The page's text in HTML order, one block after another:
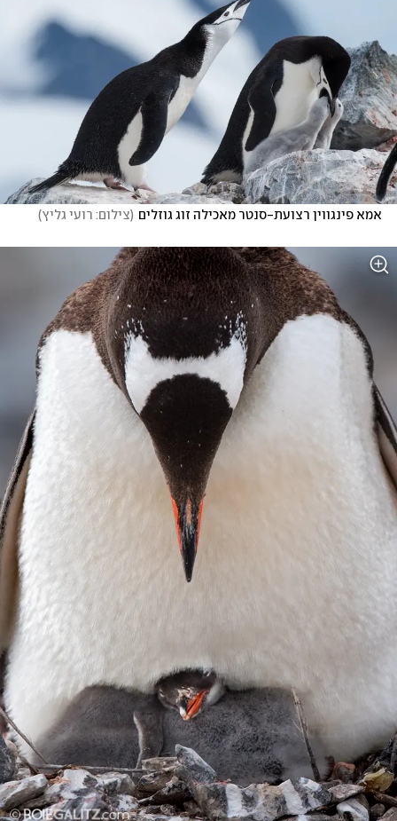
אמא פינגווין רצועת-סנטר מאכילה זוג גוזלים (צילום: רועי גליץ)